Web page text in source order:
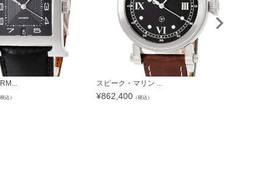
込）
スピーク・マリン ...
¥862,400 （税込）